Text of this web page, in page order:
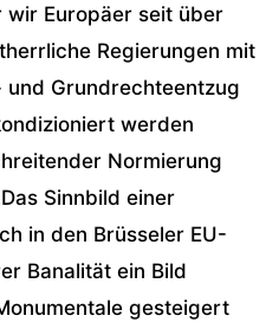
Europäer seit über
Regierungen mit
und Grundrechteentzug
werden
Normierung
Sinnbild einer
in den Brüsseler EU-
Banalität ein Bild
gesteigert